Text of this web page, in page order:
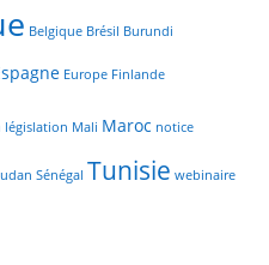
Belgique Brésil Burundi
Europe Finlande
législation Mali Maroc notice
Sénégal Tunisie webinaire